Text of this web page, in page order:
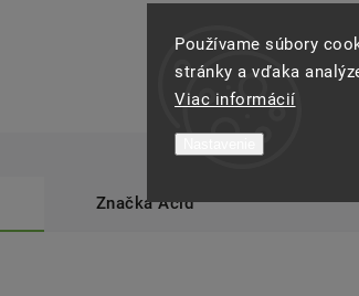
Používame súbory
stránky a vďaka
Viac informácií
ZnačkaAcid